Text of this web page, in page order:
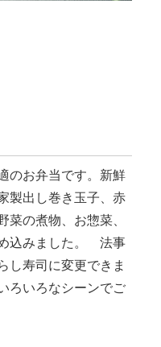
のお弁当です。新鮮
製出し巻き玉子、赤
菜の煮物、お惣菜、
込みました。 法事
し寿司に変更できま
ろいろなシーンでご